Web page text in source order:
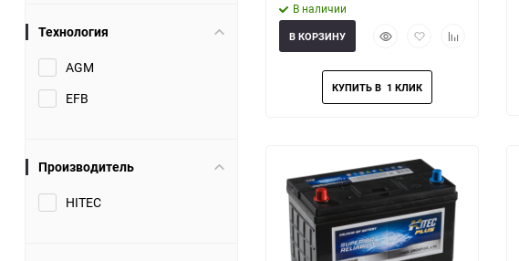
Технология
AGM
EFB
Производитель
HITEC
В наличии
БыстрыйДобавить
избранное
Добавить
В КОРЗИНУ